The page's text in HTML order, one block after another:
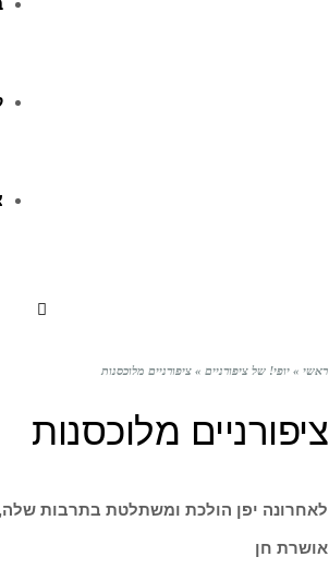
ראשי » יופי! של ציפורניים » ציפורניים מלוכסנות
ציפורניים מלוכסנות
לאחרונה יפן הולכת ומשתלטת בתרבות
אושרת חן